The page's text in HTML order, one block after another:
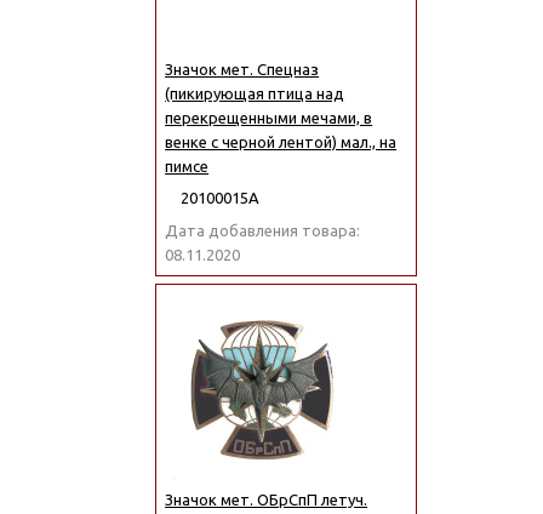
Значок мет. Спецназ
(пикирующая птица над
перекрещенными мечами, в
венке с черной лентой) мал., на
пимсе
20100015А
Дата добавления товара:
08.11.2020
Значок мет. ОБрСпП летуч.